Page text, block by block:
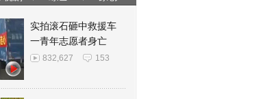
实拍滚石砸中救援车
一青年志愿者身亡
832,627 153